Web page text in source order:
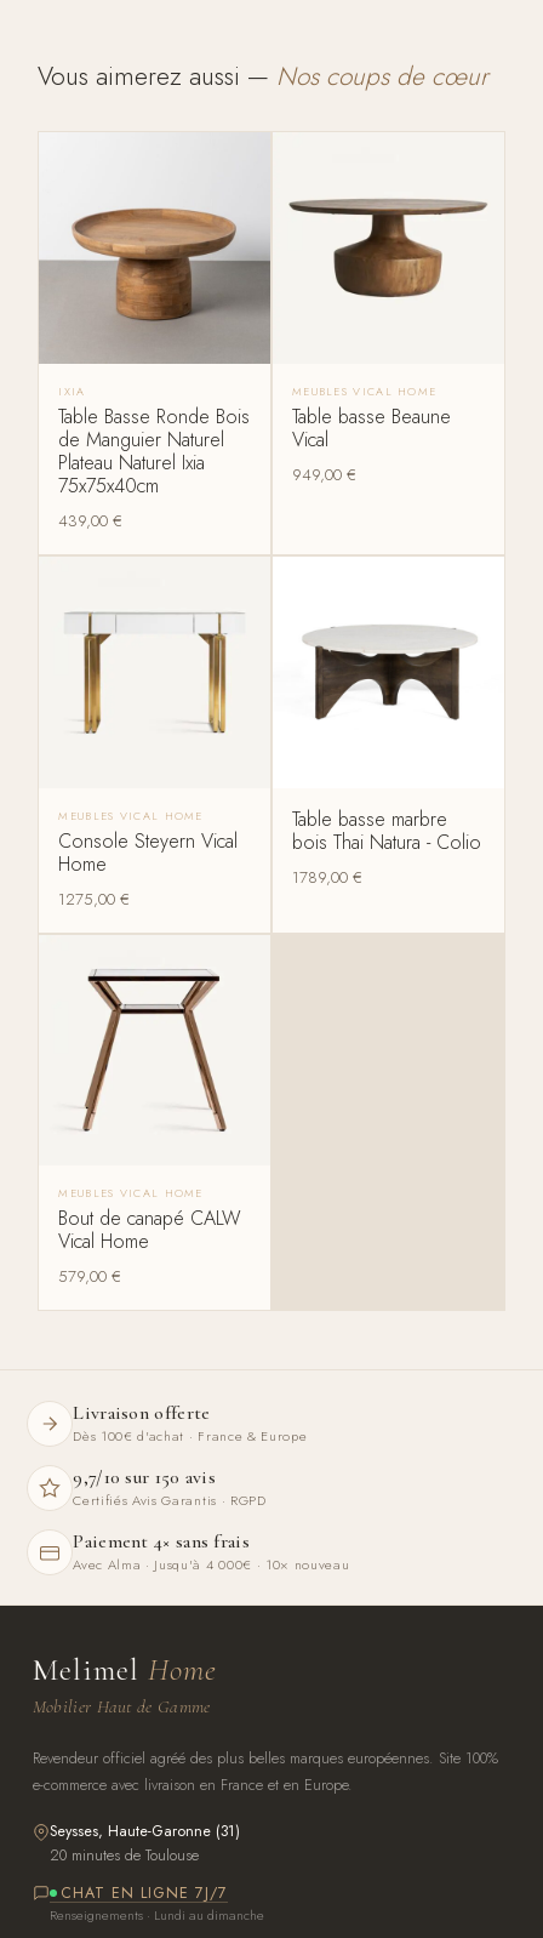
Vous aimerez aussi — Nos coups de cœur
IXIA
Table Basse Ronde Bois
de Manguier Naturel
Plateau Naturel Ixia
75x75x40cm
439,00€
MEUBLES VICAL HOME
Table basse Beaune
Vical
949,00 €
MEUBLES VICAL HOME
Console Steyern Vical
Home
1275,00€
Table basse marbre
bois Thai Natura - Colio
1789,00 €
MEUBLES VICAL HOME
Bout de canapé CALW
Vical Home
579,00€
Livraison offerte
Dès 100€ d'achat · France & Europe
9,7/10 sur 150 avis
Certifiés Avis Garantis · RGPD
Paiement 4× sans frais
Avec Alma · Jusqu'à 4 000€ · 10× nouveau
Melimel Home
Mobilier Haut de Gamme
Revendeur officiel agréé des plus belles marques européennes. Site 100%
e-commerce avec livraison en France et en Europe.
Seysses, Haute-Garonne (31)
20 minutes de Toulouse
CHAT EN LIGNE 7J/7
Renseignements · Lundi au dimanche